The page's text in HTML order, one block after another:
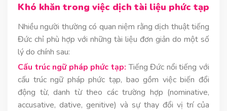
Khó khăn trong việc dịch tài liệu phức tạp
Nhiều người thường có quan niệm rằng dịch thuật tiếng
Đức chỉ phù hợp với những tài liệu đơn giản do một số
lý do chính sau:
Cấu trúc ngữ pháp phức tạp: Tiếng Đức nổi tiếng với
cấu trúc ngữ pháp phức tạp, bao gồm việc biến đổi
động từ, danh từ theo các trường hợp (nominative,
accusative, dative, genitive) và sự thay đổi vị trí của